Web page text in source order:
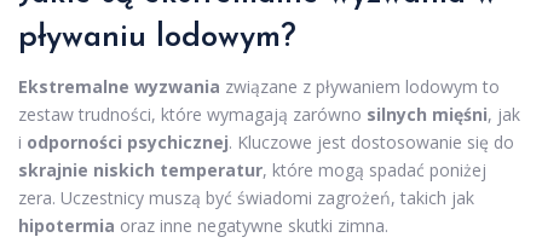
pływaniu lodowym?
Ekstremalne wyzwania związane z pływaniem lodowym to
zestaw trudności, które wymagają zarówno silnych mięśni, jak
i odporności psychicznej. Kluczowe jest dostosowanie się do
skrajnie niskich temperatur, które mogą spadać poniżej
zera. Uczestnicy muszą być świadomi zagrożeń, takich jak
hipotermia oraz inne negatywne skutki zimna.